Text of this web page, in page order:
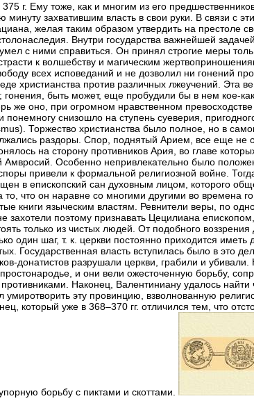
г. Ему тоже, как и многим из его
минуту захватившим власть в свои руки. В связи с
желая таким образом утвердить на престоле
Внутри государства важнейшей
с ними справиться. Он принял строгие меры
к волшебству и магическим
всех исповеданий и не дозволил ни гонений
христианства против различных лжеучений. Эта
гонения, быть может, еще пробудили бы в нем кое-
же оно, при огромном нравственном превосходстве
понемногу снизошло на ступень суеверия,
Торжество христианства было полное, но в
раздоры. Спор, поднятый Арием, все еще не
на сторону противников Ария, во главе
Особенно непривлекательно было
привели к формальной религиозной войне.
в епископский сан духовным лицом, которого
что он наравне со многими другими во времена
книги языческим властям. Ревнители веры, по
захотели поэтому признавать Цецилиана
только из чистых людей. От подобного
один шаг, т. к. церкви постоянно приходится иметь
Государственная власть вступилась было в это
донатистов разрушали церкви, грабили и убивали.
и они вели ожесточенную борьбу,
Наконец, Валентиниану удалось найти
умиротворить эту провинцию, взволнованную
который уже в 368–370 гг. отличился тем, что
борьбу с пиктами и скоттами.